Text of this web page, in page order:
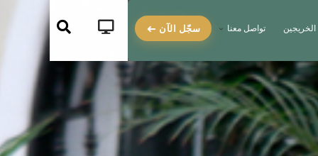
الخريجين تواصل معنا سجّل الآن